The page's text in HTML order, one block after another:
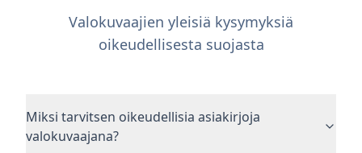
Valokuvaajien yleisiä kysymyksiä
oikeudellisesta suojasta
Miksi tarvitsen oikeudellisia asiakirjoja
valokuvaajana?